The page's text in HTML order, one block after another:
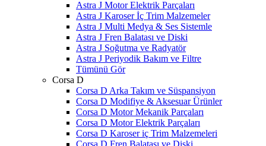
Astra J Motor Elektrik Parçaları
Astra J Karoser İç Trim Malzemeler
Astra J Multi Medya & Ses Sistemle
Astra J Fren Balatası ve Diski
Astra J Soğutma ve Radyatör
Astra J Periyodik Bakım ve Filtre
Tümünü Gör
Corsa D
Corsa D Arka Takım ve Süspansiyon
Corsa D Modifiye & Aksesuar Ürünler
Corsa D Motor Mekanik Parçaları
Corsa D Motor Elektrik Parçaları
Corsa D Karoser iç Trim Malzemeleri
Corsa D Fren Balatası ve Diski